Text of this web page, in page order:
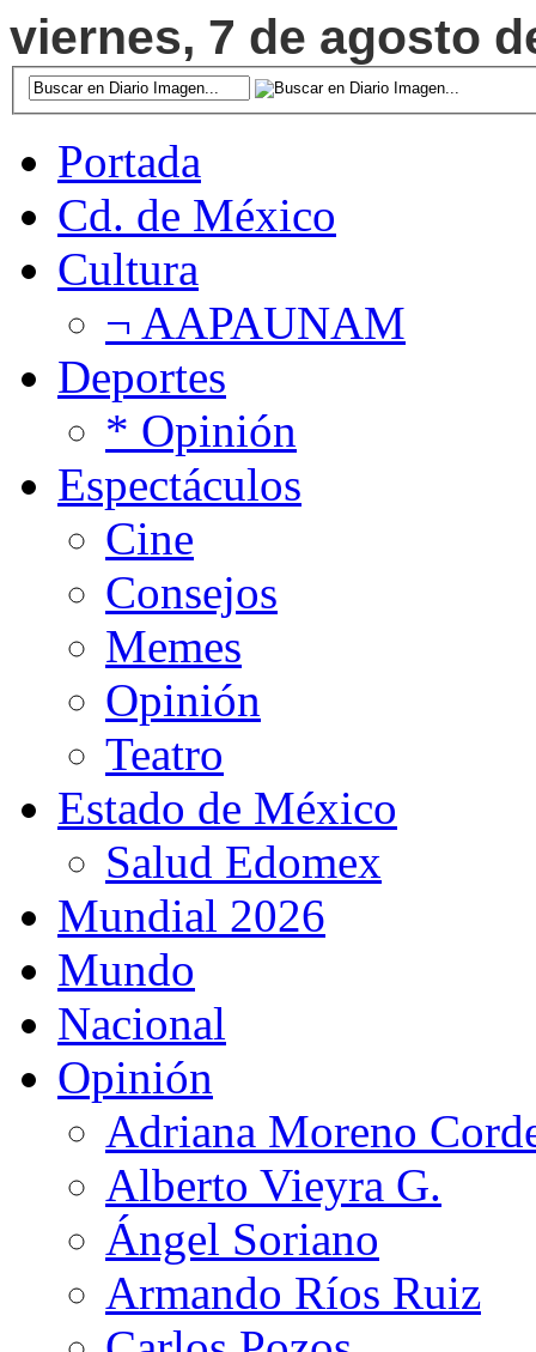
viernes, 7 de agosto
Portada
Cd. de México
Cultura
¬ AAPAUNAM
Deportes
* Opinión
Espectáculos
Cine
Consejos
Memes
Opinión
Teatro
Estado de México
Salud Edomex
Mundial 2026
Mundo
Nacional
Opinión
Adriana Moreno
Alberto Vieyra G.
Ángel Soriano
Armando Ríos Ruiz